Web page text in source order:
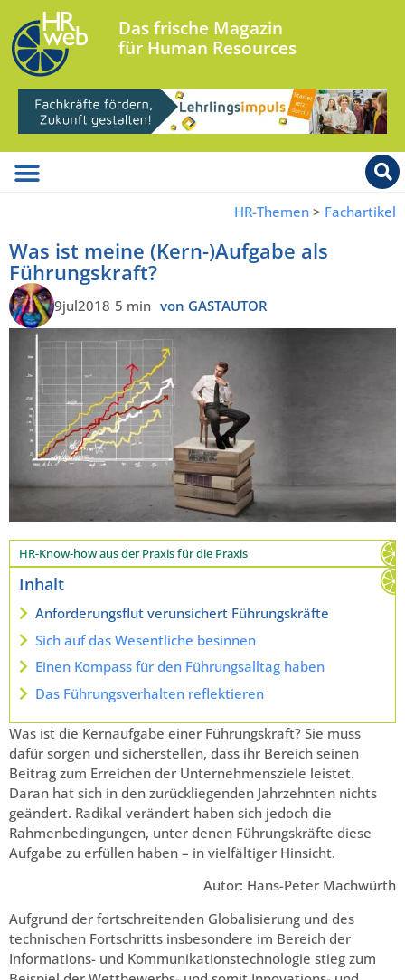
Das frische Magazin
für Human Resources
HR-Themen > Fachartikel
Was ist meine (Kern-)Aufgabe als
Führungskraft?
9jul2018 5 min von GASTAUTOR
HR-Know-how aus der Praxis für die Praxis
Inhalt
Anforderungsflut verunsichert Führungskräfte
Sich auf das Wesentliche besinnen
Einen Kompass für den Führungsalltag haben
Das Führungsverhalten reflektieren
Was ist die Kernaufgabe einer Führungskraft? Sie muss
dafür sorgen und sicherstellen, dass ihr Bereich seinen
Beitrag zum Erreichen der Unternehmensziele leistet.
Daran hat sich in den zurückliegenden Jahrzehnten nichts
geändert. Radikal verändert haben sich jedoch die
Rahmenbedingungen, unter denen Führungskräfte diese
Aufgabe zu erfüllen haben – in vielfältiger Hinsicht.
Autor: Hans-Peter Machwürth
Aufgrund der fortschreitenden Globalisierung und des
technischen Fortschritts insbesondere im Bereich der
Informations- und Kommunikationstechnologie stieg zum